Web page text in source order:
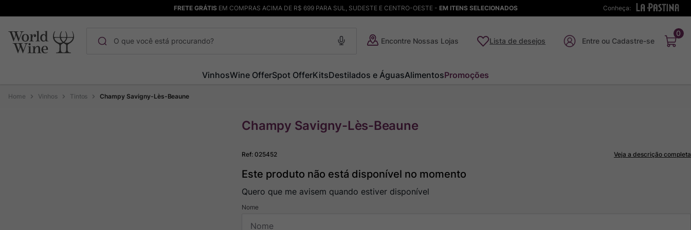
Conheça:
FRETE GRÁTISEM COMPRAS ACIMA DE R$ 699 PARA SUL, SUDESTE E CENTRO-OESTE - EM ITENS SELECIONADOS
Encontre Nossas Lojas Lista de desejos
0
VinhosWine OfferSpot OfferKitsDestilados e ÁguasAlimentosPromoções
Vinhos Tintos Champy Savigny-Lès-Beaune
Champy Savigny-Lès-Beaune
Ref:025452 Veja a descrição completa
Este produto não está disponível no momento
Quero que me avisem quando estiver disponível
1º Maçanita